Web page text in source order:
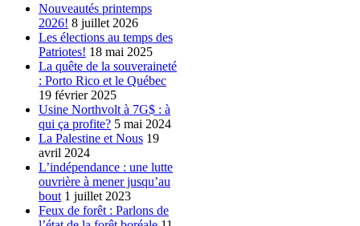
Nouveautés printemps
2026! 8 juillet 2026
Les élections au temps des
Patriotes! 18 mai 2025
La quête de la souveraineté
: Porto Rico et le Québec
19 février 2025
Usine Northvolt à 7G$ : à
qui ça profite? 5 mai 2024
La Palestine et Nous 19
avril 2024
L’indépendance : une lutte
ouvrière à mener jusqu’au
bout 1 juillet 2023
Feux de forêt : Parlons de